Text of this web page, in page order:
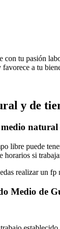
tu pasión
a tu
y de
puede
horarios si
realizar un
Medio de